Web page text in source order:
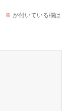
※ が付いている欄は